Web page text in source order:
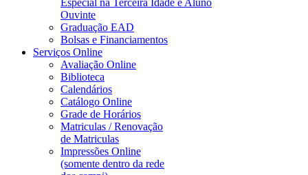
Especial na Terceira Idade e Aluno
Ouvinte
Graduação EAD
Bolsas e Financiamentos
Serviços Online
Avaliação Online
Biblioteca
Calendários
Catálogo Online
Grade de Horários
Matriculas / Renovação
de Matriculas
Impressões Online
(somente dentro da rede